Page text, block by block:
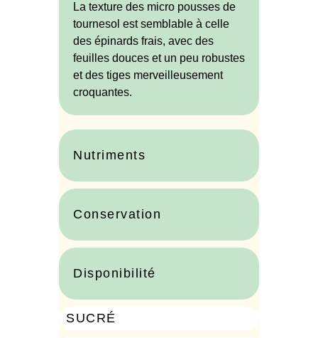
La texture des micro pousses de
tournesol est semblable à celle
des épinards frais, avec des
feuilles douces et un peu robustes
et des tiges merveilleusement
croquantes.
Nutriments
Conservation
Disponibilité
SUCRÉ